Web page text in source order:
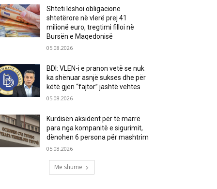
Shteti lëshoi obligacione
shtetërore në vlerë prej 41
milionë euro, tregtimi filloi në
Bursën e Maqedonisë
05.08.2026
BDI: VLEN-i e pranon vetë se nuk
ka shënuar asnjë sukses dhe për
këtë gjen “fajtor” jashtë vehtes
05.08.2026
Kurdisën aksident për të marrë
para nga kompanitë e sigurimit,
dënohen 6 persona për mashtrim
05.08.2026
Më shumë